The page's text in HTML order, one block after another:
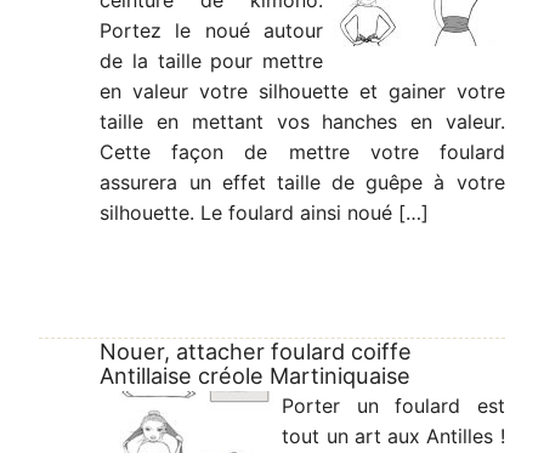
Portez le noué autour
de la taille pour mettre
en valeur votre silhouette et gainer votre
taille en mettant vos hanches en valeur.
Cette façon de mettre votre foulard
assurera un effet taille de guêpe à votre
silhouette. Le foulard ainsi noué […]
Nouer, attacher foulard coiffe
Antillaise créole Martiniquaise
Porter un foulard est
tout un art aux Antilles !